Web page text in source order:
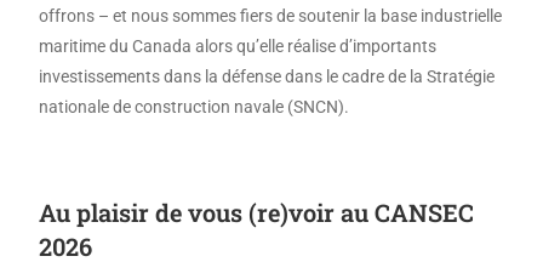
offrons – et nous sommes fiers de soutenir la base industrielle
maritime du Canada alors qu’elle réalise d’importants
investissements dans la défense dans le cadre de la Stratégie
nationale de construction navale (SNCN).
Au plaisir de vous (re)voir au CANSEC
2026